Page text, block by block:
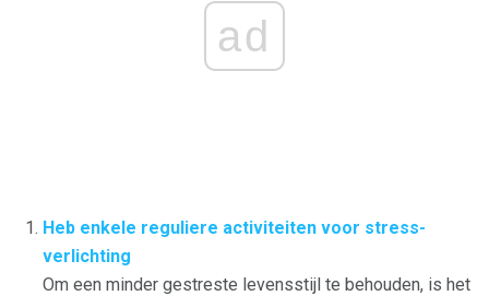
ad
Heb enkele reguliere activiteiten voor stress-
verlichting
Om een ​​minder gestreste levensstijl te behouden, is het